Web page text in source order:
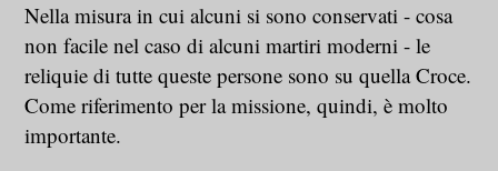
Nella misura in cui alcuni si sono conservati - cosa
non facile nel caso di alcuni martiri moderni - le
reliquie di tutte queste persone sono su quella Croce.
Come riferimento per la missione, quindi, è molto
importante.